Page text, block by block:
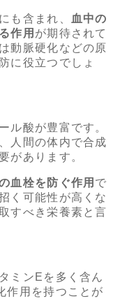
も含まれ、
血中の
作用 が期待されて
動脈硬化などの原
に役立つでしょ
ル酸が豊富です。
人間の体内で合成
があります。
血栓を防ぐ作用 で
く可能性が高くな
すべき栄養素と言
ミンEを多く含ん
作用を持つことが